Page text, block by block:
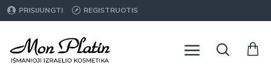
PRISIJUNGTI REGISTRUOTIS